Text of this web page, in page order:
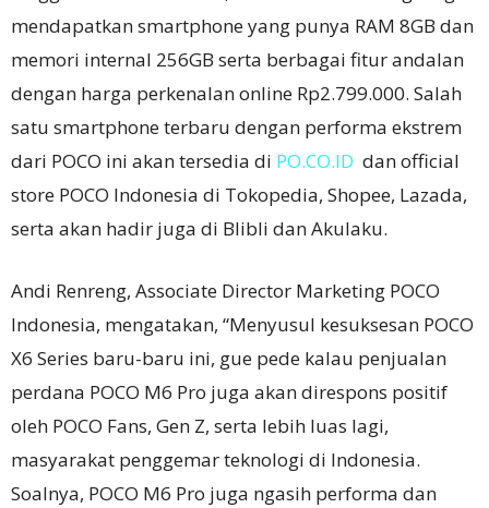
mendapatkan smartphone yang punya RAM 8GB dan
memori internal 256GB serta berbagai fitur andalan
dengan harga perkenalan online Rp2.799.000. Salah
satu smartphone terbaru dengan performa ekstrem
dari POCO ini akan tersedia di PO.CO.ID dan official
store POCO Indonesia di Tokopedia, Shopee, Lazada,
serta akan hadir juga di Blibli dan Akulaku.
Andi Renreng, Associate Director Marketing POCO
Indonesia, mengatakan, “Menyusul kesuksesan POCO
X6 Series baru-baru ini, gue pede kalau penjualan
perdana POCO M6 Pro juga akan direspons positif
oleh POCO Fans, Gen Z, serta lebih luas lagi,
masyarakat penggemar teknologi di Indonesia.
Soalnya, POCO M6 Pro juga ngasih performa dan